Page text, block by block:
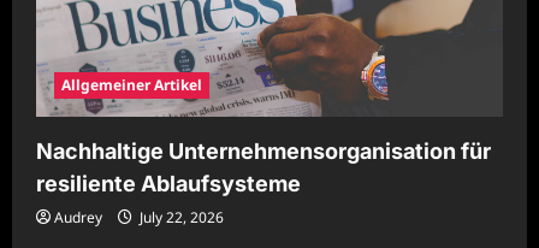
Allgemeiner Artikel
Nachhaltige Unternehmensorganisation für
resiliente Ablaufsysteme
Audrey July 22, 2026